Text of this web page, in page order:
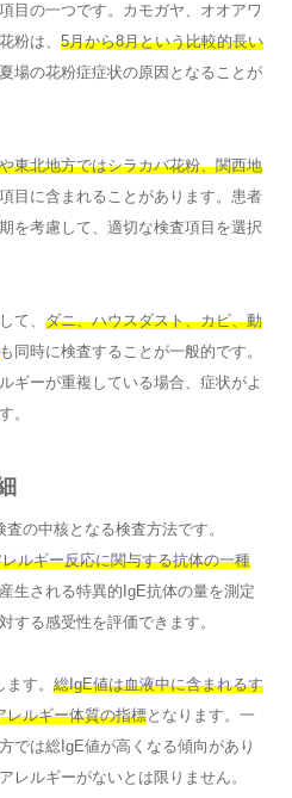
目の一つです。カモガヤ、オオアワ
粉は、 5月から8月という比較的長い
場の花粉症症状の原因となることが
東北地方ではシラカバ花粉、関西地
目に含まれることがあります。患者
を考慮して、適切な検査項目を選択
て、 ダニ、ハウスダスト、カビ、動
も同時に検査することが一般的です。
ギーが重複している場合、症状がよ
。
の中核となる検査方法です。
ルギー反応に関与する抗体の一種
生される特異的IgE抗体の量を測定
する感受性を評価できます。
す。 総IgE値は血液中に含まれるす
レルギー体質の指標となります。一
では総IgE値が高くなる傾向があり
レルギーがないとは限りません。